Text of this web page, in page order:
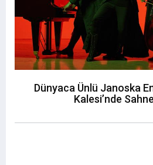
Dünyaca Ünlü Janoska
Kalesi’nde